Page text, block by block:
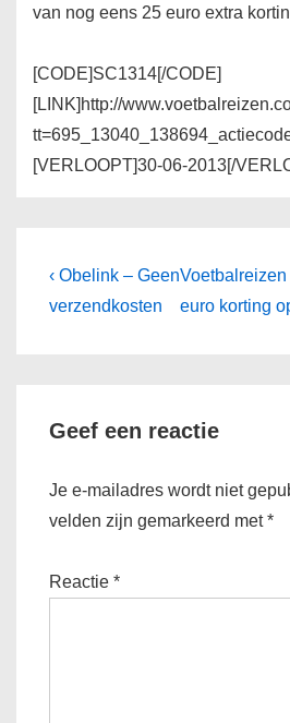
van nog eens 25 euro extra
[CODE]SC1314[/CODE]
[LINK]http://
[VERLOOPT]30-06-2013[/
Bericht
navigatie
Vorig
bericht
‹ Obelink – Geen
verzendkosten
Volgende
bericht
euro korting
Geef een reactie
Je e-mailadres wordt niet
velden zijn gemarkeerd met*
Reactie *